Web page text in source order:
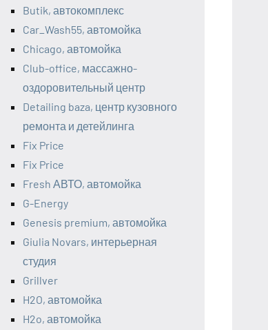
Butik, автокомплекс
Car_Wash55, автомойка
Chicago, автомойка
Club-office, массажно-
оздоровительный центр
Detailing baza, центр кузовного
ремонта и детейлинга
Fix Price
Fix Price
Fresh АВТО, автомойка
G-Energy
Genesis premium, автомойка
Giulia Novars, интерьерная
студия
Grillver
H2O, автомойка
H2o, автомойка